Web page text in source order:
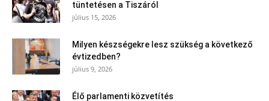
tüntetésen a Tiszáról
július 15, 2026
Milyen készségekre lesz szükség a következő
évtizedben?
július 9, 2026
Élő parlamenti közvetítés